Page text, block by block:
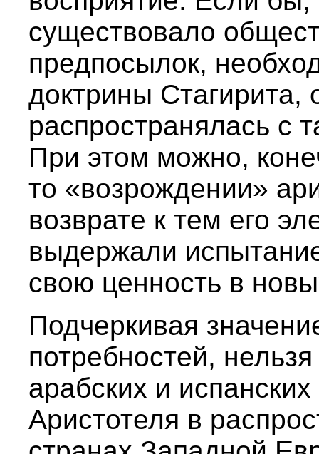
существовало
предпосылок,
доктрины Стагирита,
распространялась с
При этом можно,
то «возрождении»
возврате к тем его
выдержали
свою ценность в
Подчеркивая
потребностей,
арабских и
Аристотеля в